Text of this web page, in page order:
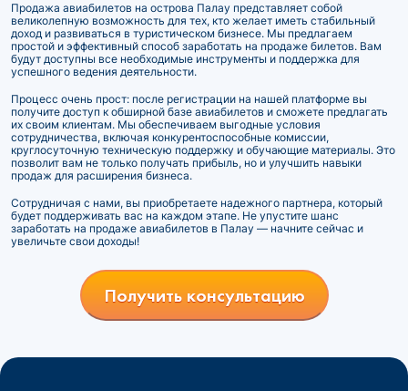
Продажа авиабилетов на острова Палау представляет собой
великолепную возможность для тех, кто желает иметь стабильный
доход и развиваться в туристическом бизнесе. Мы предлагаем
простой и эффективный способ заработать на продаже билетов. Вам
будут доступны все необходимые инструменты и поддержка для
успешного ведения деятельности.
Процесс очень прост: после регистрации на нашей платформе вы
получите доступ к обширной базе авиабилетов и сможете предлагать
их своим клиентам. Мы обеспечиваем выгодные условия
сотрудничества, включая конкурентоспособные комиссии,
круглосуточную техническую поддержку и обучающие материалы. Это
позволит вам не только получать прибыль, но и улучшить навыки
продаж для расширения бизнеса.
Сотрудничая с нами, вы приобретаете надежного партнера, который
будет поддерживать вас на каждом этапе. Не упустите шанс
заработать на продаже авиабилетов в Палау — начните сейчас и
увеличьте свои доходы!
Получить консультацию